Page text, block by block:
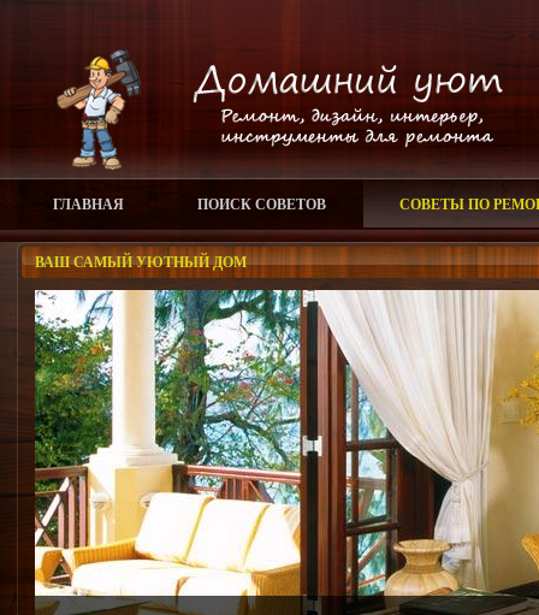
ГЛАВНАЯ ПОИСК СОВЕТОВ СОВЕТЫ ПО
ВАШ САМЫЙ УЮТНЫЙ ДОМ